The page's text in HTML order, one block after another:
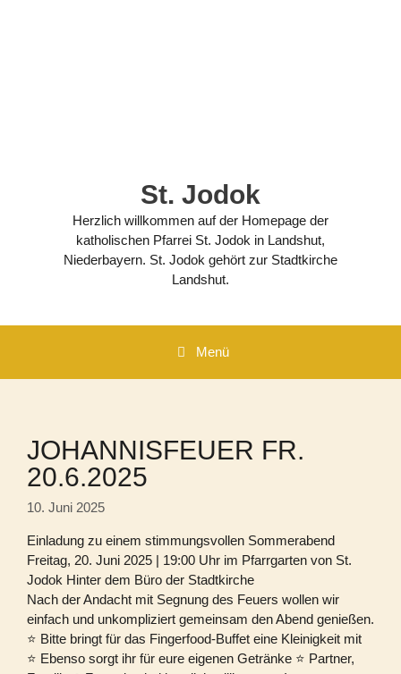
St. Jodok
Herzlich willkommen auf der Homepage der
katholischen Pfarrei St. Jodok in Landshut,
Niederbayern. St. Jodok gehört zur Stadtkirche
Landshut.
Menü
JOHANNISFEUER FR.
20.6.2025
10. Juni 2025
Einladung zu einem stimmungsvollen Sommerabend
Freitag, 20. Juni 2025 | 19:00 Uhr im Pfarrgarten von St.
Jodok Hinter dem Büro der Stadtkirche
Nach der Andacht mit Segnung des Feuers wollen wir
einfach und unkompliziert gemeinsam den Abend genießen.
⭐ Bitte bringt für das Fingerfood-Buffet eine Kleinigkeit mit
⭐ Ebenso sorgt ihr für eure eigenen Getränke ⭐ Partner,